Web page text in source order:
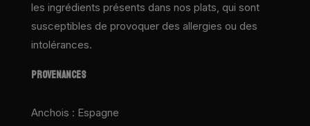
les ingrédients présents dans nos plats, qui sont
susceptibles de provoquer des allergies ou des
intolérances.
PROVENANCES
Anchois : Espagne